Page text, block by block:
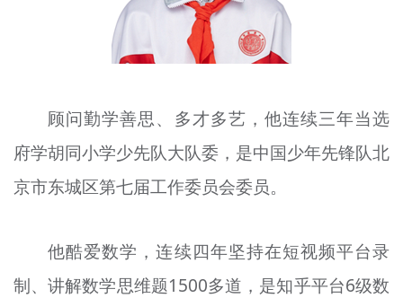
宣传思想文化人才
+
顾问勤学善思、多才多艺，他连续三年当选
府学胡同小学少先队大队委，是中国少年先锋队北
京市东城区第七届工作委员会委员。
他酷爱数学，连续四年坚持在短视频平台录
制、讲解数学思维题1500多道，是知乎平台6级数